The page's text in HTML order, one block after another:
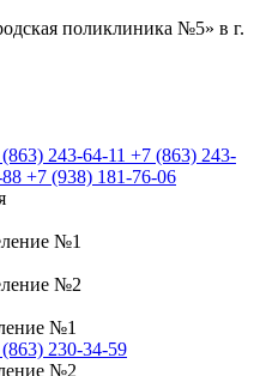
поликлиника №5» в г.
243-64-11 +7 (863) 243-
+7 (938) 181-76-06
№1
№2
№1
230-34-59
№2